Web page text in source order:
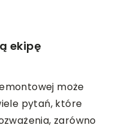
ekipę
może
pytań, które
zarówno